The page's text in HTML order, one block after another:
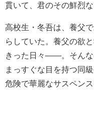
貫いて、君のその鮮烈
高校生・冬吾は、養父
らしていた。養父の欲
きった日々――。そんな
まっすぐな目を持つ同
危険で華麗なサスペンス